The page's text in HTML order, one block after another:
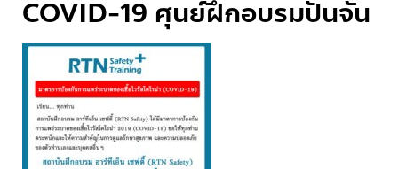
COVID-19 ศุนย์ฝึกอบรมปั้นจั่น